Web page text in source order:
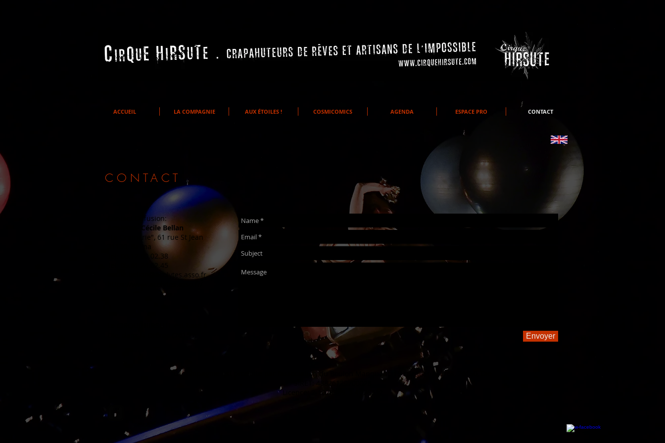
ACCUEIL LA COMPAGNIE AUX ÉTOILES ! COSMICOMICS AGENDA ESPACE PRO CONTACT
CONTACT
Contact Diffusion:
Acolytes- Cécile Bellan
"La Grainerie", 61 rue St Jean
31130, Balma
Tel: 06.12.60.02.38
Tel: 05.61.24.62.45
cecile.bellan@acolytes.asso.fr
Envoyer
La compagnie est produite par l’association du Boulon Manquant:
15 rue Jean Jaurès, 26150, Die
SIRET: 48826120700028
Licence: 2-1028349, 3-1028352